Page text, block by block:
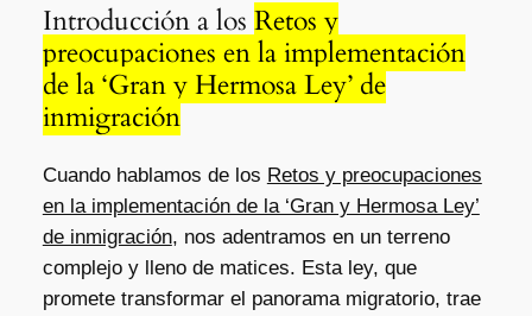
Introducción a los Retos y
preocupaciones en la implementación
de la ‘Gran y Hermosa Ley’ de
inmigración
Cuando hablamos de los Retos y preocupaciones
en la implementación de la ‘Gran y Hermosa Ley’
de inmigración, nos adentramos en un terreno
complejo y lleno de matices. Esta ley, que
promete transformar el panorama migratorio, trae